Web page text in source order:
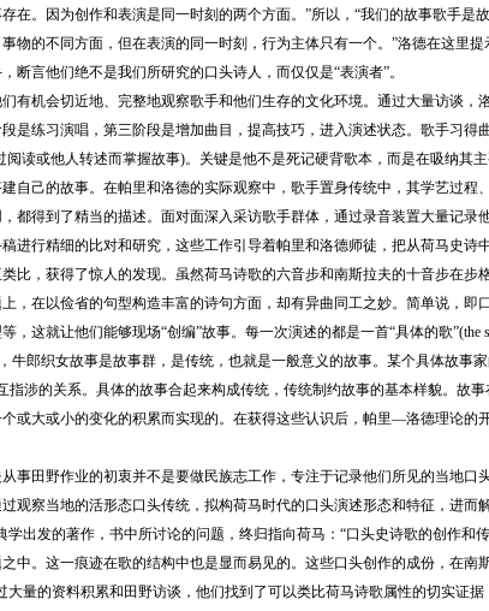
在。因为创作和表演是同一时刻的两个方面。”所以，“我们的故事歌手是故
物的不同方面，但在表演的同一时刻，行为主体只有一个。”洛德在这里提
断言他们绝不是我们所研究的口头诗人，而仅仅是“表演者”。
机会切近地、完整地观察歌手和他们生存的文化环境。通过大量访谈，
是练习演唱，第三阶段是增加曲目，提高技巧，进入演述状态。歌手习得
读或他人转述而掌握故事)。关键是他不是死记硬背歌本，而是在吸纳其
自己的故事。在帕里和洛德的实际观察中，歌手置身传统中，其学艺过程
都得到了精当的描述。面对面深入采访歌手群体，通过录音装置大量记录
进行精细的比对和研究，这些工作引导着帕里和洛德师徒，把从荷马史诗
比，获得了惊人的发现。虽然荷马诗歌的六音步和南斯拉夫的十音步在步
，在以俭省的句型构造丰富的诗句方面，却有异曲同工之妙。简单说，即
这就让他们能够现场“创编”故事。每一次演述的都是一首“具体的歌”(the
牛郎织女故事是故事群，是传统，也就是一般意义的故事。某个具体故事家
指涉的关系。具体的故事合起来构成传统，传统制约故事的基本样貌。故
或大或小的变化的积累而实现的。在获得这些认识后，帕里—洛德理论的
田野作业的初衷并不是要做民族志工作，专注于记录他们所见的当地口
观察当地的活形态口头传统，拟构荷马时代的口头演述形态和特征，进而
出发的著作，书中所讨论的问题，终归指向荷马：“口头史诗歌的创作和
中。这一痕迹在歌的结构中也是显而易见的。这些口头创作的成份，在南
量的资料积累和田野访谈，他们找到了可以类比荷马诗歌属性的切实证据